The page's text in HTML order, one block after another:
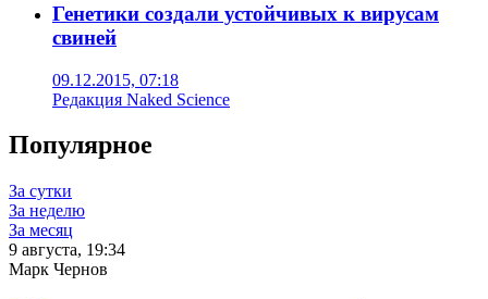
Генетики создали устойчивых к вирусам
свиней
09.12.2015, 07:18
Редакция Naked Science
Популярное
За сутки
За неделю
За месяц
9 августа, 19:34
Марк Чернов